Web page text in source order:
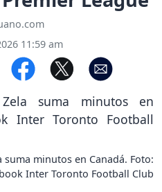
11:59 am
suma minutos en Canadá. Foto:
Inter Toronto Football Club